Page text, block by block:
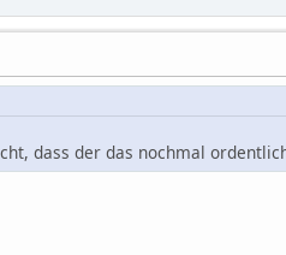
dass der das nochmal